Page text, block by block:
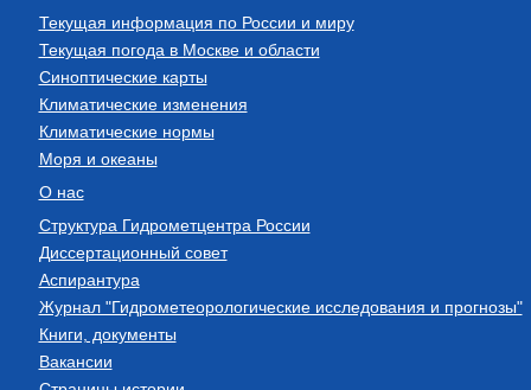
Текущая информация по России и миру
Текущая погода в Москве и области
Синоптические карты
Климатические изменения
Климатические нормы
Моря и океаны
О нас
Структура Гидрометцентра России
Диссертационный совет
Аспирантура
Журнал "Гидрометеорологические исследования и прогнозы"
Книги, документы
Вакансии